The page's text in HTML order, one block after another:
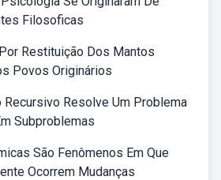
Filosoficas
Restituição Dos Mantos
Povos Originários
Recursivo Resolve Um Problema
Subproblemas
São Fenômenos Em Que
Ocorrem Mudanças